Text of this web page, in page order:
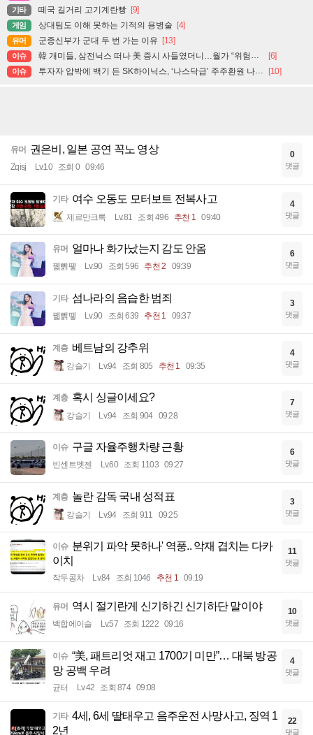
기타 떼국 길거리 고기계란빵 [9]
게임 상대팀도 이해 못하는 기적의 용병술 [4]
유머 군종신부가 군대 두 번 가는 이유 [13]
이슈 韓 개미들, 삼전닉스 떠나 美 증시 사들였더니…월가 “위험자산 줄여야 할 때” 경고 [6]
이슈 투자자 압박에 백기 든 SK하이닉스, ‘나스닥급’ 주주환원 나설까 [10]
유머 권은비, 일본 공연 꼭노 영상
Zqisj Lv.10 조회 0 09:46
0
댓글
기타 여수 오동도 모터보트 전복사고
제르만크록 Lv.81 조회 496 추천 1 09:40
4
댓글
유머 얼마나 화가났는지 감도 안옴
꿻뻵뗗 Lv.90 조회 596 추천 2 09:39
6
댓글
기타 섬나라의 음습한 범죄
꿻뻵뗗 Lv.90 조회 639 추천 1 09:37
3
댓글
계층 베트남의 강추위
강슬기 Lv.94 조회 805 추천 1 09:35
4
댓글
계층 혹시 싱글이세요?
강슬기 Lv.94 조회 904 09:28
7
댓글
이슈 구글 자율주행차량 근황
빈센트멧젠 Lv.60 조회 1103 09:27
6
댓글
계층 놀란 감독 국내 성적표
강슬기 Lv.94 조회 911 09:25
3
댓글
이슈 분위기 파악 못하나' 역풍.. 악재 겹치는 다카
이치
작두콩차 Lv.84 조회 1046 추천 1 09:19
11
댓글
유머 역시 절기란게 신기하긴 신기하단 말이야
백합에이슬 Lv.57 조회 1222 09:16
10
댓글
이슈 “美, 패트리엇 재고 1700기 미만”… 대북 방공
망 공백 우려
균터 Lv.42 조회 874 09:08
4
댓글
기타 4세, 6세 딸태우고 음주운전 사망사고, 징역 1
2년
22
댓글